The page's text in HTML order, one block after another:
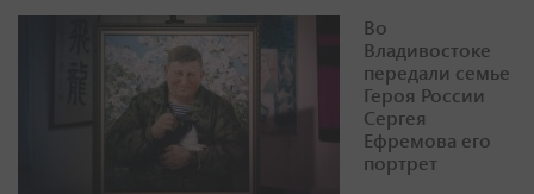
Во
Владивостоке
передали семье
Героя России
Сергея
Ефремова его
портрет